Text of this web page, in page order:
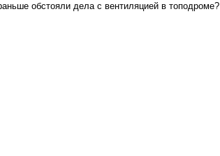
обстояли дела с вентиляцией в топодроме?